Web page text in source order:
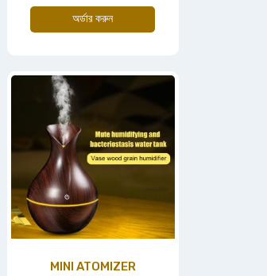
অর্ডার করুন
MINI ATOMIZER